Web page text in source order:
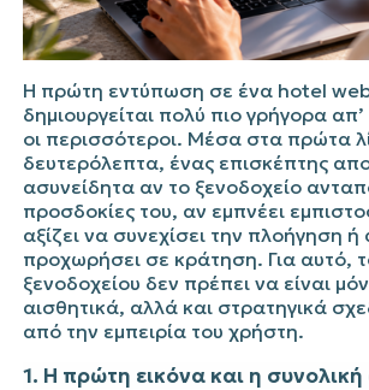
Η πρώτη εντύπωση σε ένα hotel
δημιουργείται πολύ πιο γρήγορα
οι περισσότεροι. Μέσα στα πρώτα
δευτερόλεπτα, ένας επισκέπτης
ασυνείδητα αν το ξενοδοχείο
προσδοκίες του, αν εμπνέει
αξίζει να συνεχίσει την πλοήγηση
προχωρήσει σε κράτηση. Για αυτό,
ξενοδοχείου δεν πρέπει να είναι
αισθητικά, αλλά και στρατηγικά
από την εμπειρία του χρήστη.
1. Η πρώτη εικόνα και η συνολική